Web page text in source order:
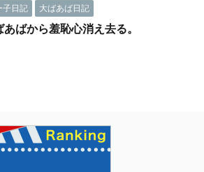
子日記 大ばあば日記
あばから羞恥心消え去る。